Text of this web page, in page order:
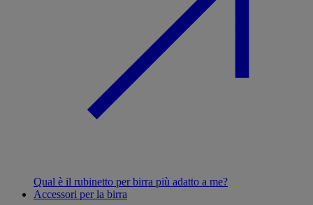
Qual è il rubinetto per birra più adatto a me?
Accessori per la birra